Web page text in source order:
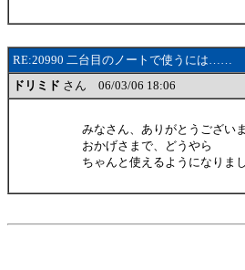
RE:20990 二台目のノートで使うには……
ドリミド さん 06/03/06 18:06
みなさん、ありがとうございま
おかげさまで、どうやら
ちゃんと使えるようになりまし